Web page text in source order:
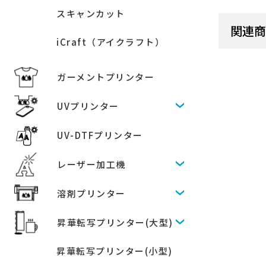
スキャンカット
iCraft（アイクラフト）
ガーメントプリンター
UVプリンター
UV-DTFプリンター
レーザー加工機
溶剤プリンター
昇華転写プリンター(大型)
昇華転写プリンター(小型)
関連